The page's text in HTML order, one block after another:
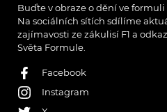
Buďte v obraze o dění ve formuli
Na sociálních sítích sdílíme
zajímavosti ze zákulisí F1 a
Světa Formule.
Facebook
Instagram